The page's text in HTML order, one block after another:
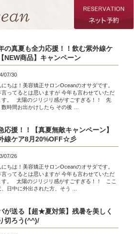
の真夏も全力応援！！飲む紫外線ケ
NEW商品】キャンペーン
07/30
にちは！美容矯正サロンOceanのオサダです。
言ってるとは思いますが 今年も言わせていただ
す。 太陽のジリジリ感がすごすぎる！！ 先
数時間お出かけしたら その後 …
応援！！【真夏無敵キャンペーン】
線ケア8月20%OFF☆彡
07/26
にちは！美容矯正サロンOceanのオサダです。
言ってるとは思いますが 今年も言わせていただ
す。 太陽のジリジリ感がすごすぎる！！ ここ
、日中に外出された方、そう …
が送る【超★夏対策】残暑を美しく
切ろう(^^)/